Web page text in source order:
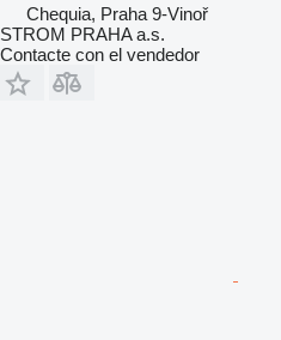
Chequia, Praha 9-Vinoř
STROM PRAHA a.s.
Contacte con el vendedor